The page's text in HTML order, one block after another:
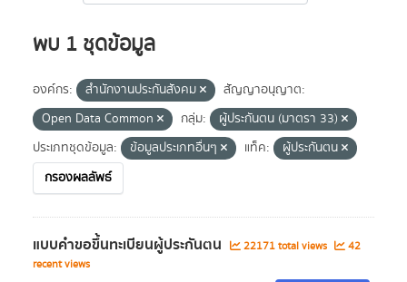
พบ 1 ชุดข้อมูล
องค์กร: สำนักงานประกันสังคม
สัญญาอนุญาต:
Open Data Common
กลุ่ม:
ผู้ประกันตน (มาตรา 33)
ประเภทชุดข้อมูล:
ข้อมูลประเภทอื่นๆ แท็ค:
ผู้ประกันตน
กรองผลลัพธ์
แบบคำขอขึ้นทะเบียนผู้ประกันตน 22171 total views
42
recent views